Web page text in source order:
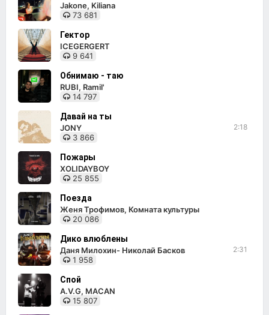
Jakone, Kiliana
73 681
Гектор
ICEGERGERT
9 641
Обнимаю - таю
RUBI, Ramil'
14 797
Давай на ты
JONY
3 866
2:18
Пожары
XOLIDAYBOY
25 855
Поезда
Женя Трофимов, Комната культуры
20 086
Дико влюблены
Даня Милохин- Николай Басков
1 958
2:31
Спой
A.V.G, MACAN
15 807